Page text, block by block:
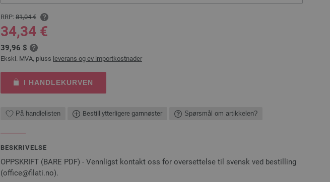
RRP: 81,04 €
34,34 €
39,96 $
Ekskl. MVA, pluss leverans og ev importkostnader
I HANDLEKURVEN
På handlelisten Bestill ytterligere garnnøster Spørsmål om artikkelen?
BESKRIVELSE
OPPSKRIFT (BARE PDF) - Vennligst kontakt oss for oversettelse til svensk ved bestilling
(office@filati.no).